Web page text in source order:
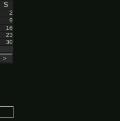
S
2
9
16
23
30